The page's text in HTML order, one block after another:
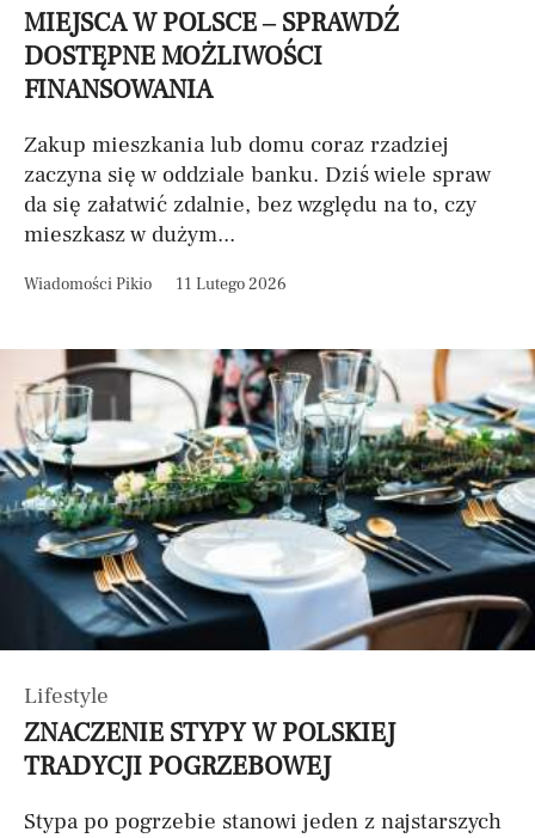
MIEJSCA W POLSCE – SPRAWDŹ
DOSTĘPNE MOŻLIWOŚCI
FINANSOWANIA
Zakup mieszkania lub domu coraz rzadziej
zaczyna się w oddziale banku. Dziś wiele spraw
da się załatwić zdalnie, bez względu na to, czy
mieszkasz w dużym...
Wiadomości Pikio 11 Lutego 2026
Lifestyle
ZNACZENIE STYPY W POLSKIEJ
TRADYCJI POGRZEBOWEJ
Stypa po pogrzebie stanowi jeden z najstarszych